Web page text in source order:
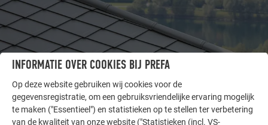
ANDERE OBJECTEN
INFORMATIE OVER COOKIES BIJ PREFA
Op deze website gebruiken wij cookies voor de
gegevensregistratie, om een gebruiksvriendelijke ervaring mogelijk
te maken ("Essentieel") en statistieken op te stellen ter verbetering
van de kwaliteit van onze website ("Statistieken (incl. VS-